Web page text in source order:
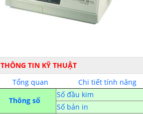
THÔNG TIN KỸ THUẬT
Tổng quan
Chi tiết tính năng
Thông số
Số đầu kim
Số bản in